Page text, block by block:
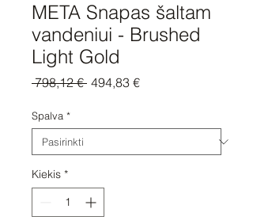
META Snapas šaltam
vandeniui - Brushed
Light Gold
798,12 € Įprastinė
494,83 €Pardavimo
Spalva *
Kiekis *